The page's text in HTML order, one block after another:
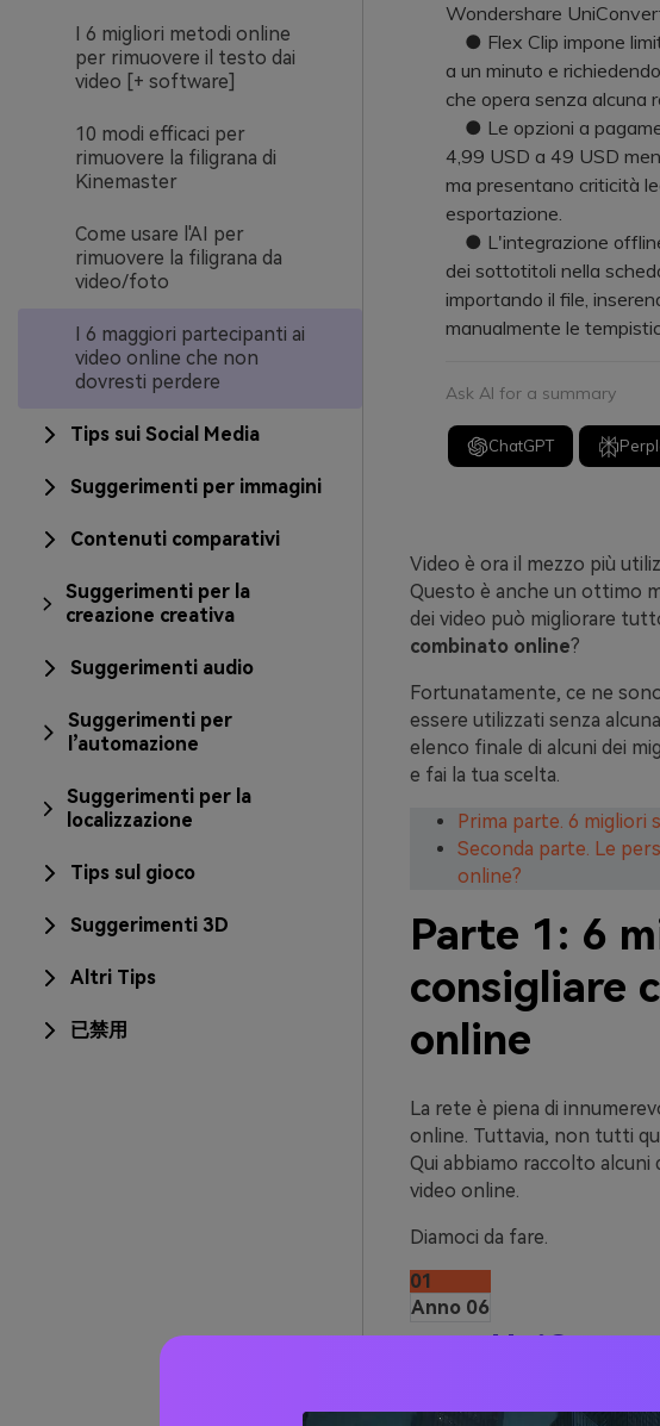
I 6 migliori metodi online
per rimuovere il testo dai
video [+ software]
10 modi efficaci per
rimuovere la filigrana di
Kinemaster
Come usare l'AI per
rimuovere la filigrana da
video/foto
I 6 maggiori partecipanti ai
video online che non
dovresti perdere
Tips sui Social Media
Suggerimenti per immagini
Contenuti comparativi
Suggerimenti per la
creazione creativa
Suggerimenti audio
Suggerimenti per
l’automazione
Suggerimenti per la
localizzazione
Tips sul gioco
Suggerimenti 3D
Altri Tips
已禁用
Wondershare
● Flex Clip impone
a un minuto e
che opera senza alcuna
● Le opzioni a
4,99 USD a 49 USD
ma presentano criticità
esportazione.
● L'integrazione
dei sottotitoli nella
importando il file,
manualmente le
Ask AI for a summary
ChatGPT
Video è ora il mezzo più
Questo è anche un ottimo
dei video può migliorare
combinato online?
Fortunatamente, ce ne
essere utilizzati senza
elenco finale di alcuni dei
e fai la tua scelta.
Prima parte. 6 migliori
Seconda parte. Le
online?
Parte 1: 6
consigliare
online
La rete è piena di
online. Tuttavia, non tutti
Qui abbiamo raccolto
video online.
Diamoci da fare.
01
Anno 06
Primo della nostra lista è